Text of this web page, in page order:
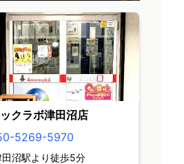
クラボ津田沼店
5269-5970
田沼駅より徒歩5分